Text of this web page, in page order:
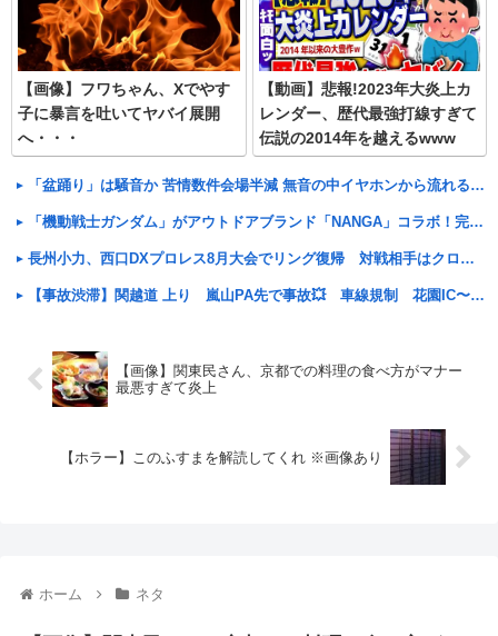
い」→Xで大炎上
【画像】フワちゃん、Xでやす
子に暴言を吐いてヤバイ展開
へ・・・
【動画】悲報!2023年大炎上カ
レンダー、歴代最強打線すぎて
伝説の2014年を越えるwww
「盆踊り」は騒音か 苦情数件会場半減 無音の中イヤホンから流れる曲に合わせ踊るサイレント盆ダンスも
「機動戦士ガンダム」がアウトドアブランド「NANGA」コラボ！完売していた「ガンダムの盾型寝袋」も2次受注開始
長州小力、西口DXプロレス8月大会でリング復帰 対戦相手はクロちゃん
【事故渋滞】関越道 上り 嵐山PA先で事故💥 車線規制 花園IC〜嵐山小川IC 渋滞距離 4.0km 通過時間 50 分
【画像】関東民さん、京都での料理の食べ方がマナー
最悪すぎて炎上
【ホラー】このふすまを解読してくれ ※画像あり
ホーム ネタ